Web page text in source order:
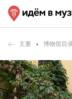
主要 博物馆目